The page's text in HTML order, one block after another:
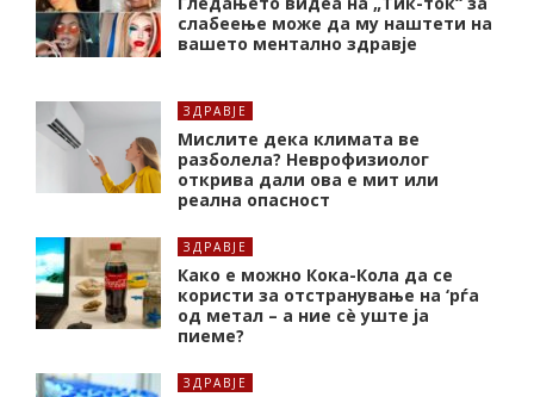
слабеење може да му наштети на
вашето ментално здравје
ЗДРАВЈЕ
Мислите дека климата ве
разболела? Неврофизиолог
открива дали ова е мит или
реална опасност
ЗДРАВЈЕ
Како е можно Кока-Кола да се
користи за отстранување на ‘рѓа
од метал – а ние сè уште ја
пиеме?
ЗДРАВЈЕ